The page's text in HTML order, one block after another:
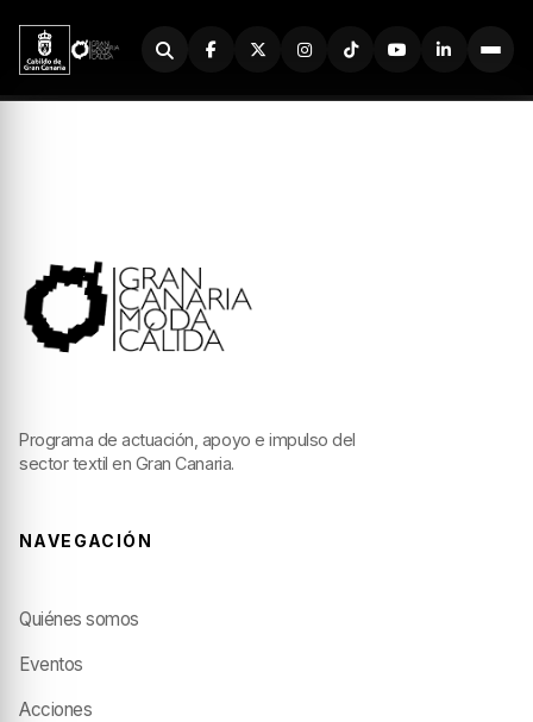
Buscador
Programa de actuación, apoyo e impulso del
sector textil en Gran Canaria.
NAVEGACIÓN
Quiénes somos
Eventos
Acciones